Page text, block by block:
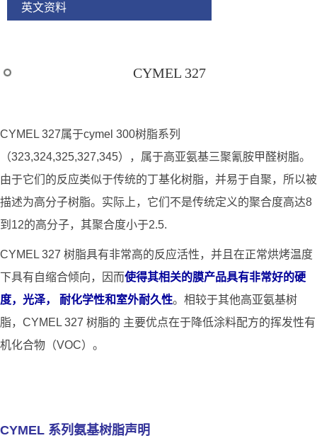
英文资料
CYMEL 327
CYMEL 327属于cymel 300树脂系列
（323,324,325,327,345），属于高亚氨基三聚氰胺甲醛树脂。
由于它们的反应类似于传统的丁基化树脂，并易于自聚，所以被
描述为高分子树脂。实际上，它们不是传统定义的聚合度高达8
到12的高分子，其聚合度小于2.5.
CYMEL 327 树脂具有非常高的反应活性，并且在正常烘烤温度
下具有自缩合倾向，因而使得其相关的膜产品具有非常好的硬
度，光泽， 耐化学性和室外耐久性。相较于其他高亚氨基树
脂，CYMEL 327 树脂的 主要优点在于降低涂料配方的挥发性有
机化合物（VOC）。
CYMEL 系列氨基树脂声明